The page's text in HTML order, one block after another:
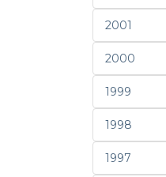
2001
2000
1999
1998
1997